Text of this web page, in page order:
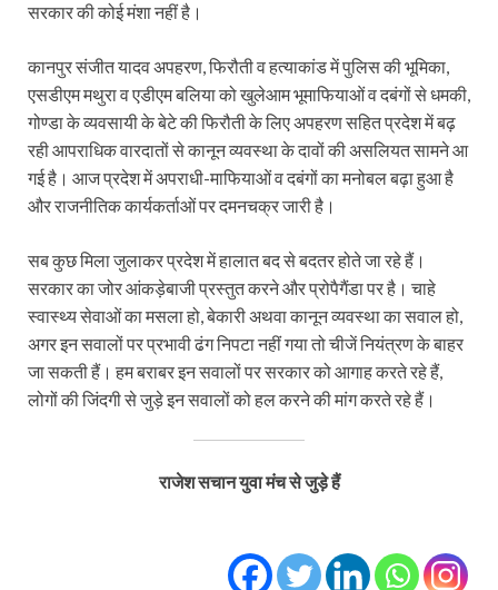
सरकार की कोई मंशा नहीं है।
कानपुर संजीत यादव अपहरण, फिरौती व हत्याकांड में पुलिस की भूमिका,
एसडीएम मथुरा व एडीएम बलिया को खुलेआम भूमाफियाओं व दबंगों से धमकी,
गोण्डा के व्यवसायी के बेटे की फिरौती के लिए अपहरण सहित प्रदेश में बढ़
रही आपराधिक वारदातों से कानून व्यवस्था के दावों की असलियत सामने आ
गई है। आज प्रदेश में अपराधी-माफियाओं व दबंगों का मनोबल बढ़ा हुआ है
और राजनीतिक कार्यकर्ताओं पर दमनचक्र जारी है।
सब कुछ मिला जुलाकर प्रदेश में हालात बद से बदतर होते जा रहे हैं।
सरकार का जोर आंकड़ेबाजी प्रस्तुत करने और प्रोपैगैंडा पर है। चाहे
स्वास्थ्य सेवाओं का मसला हो, बेकारी अथवा कानून व्यवस्था का सवाल हो,
अगर इन सवालों पर प्रभावी ढंग निपटा नहीं गया तो चीजें नियंत्रण के बाहर
जा सकती हैं। हम बराबर इन सवालों पर सरकार को आगाह करते रहे हैं,
लोगों की जिंदगी से जुड़े इन सवालों को हल करने की मांग करते रहे हैं।
राजेश सचान युवा मंच से जुड़े हैं